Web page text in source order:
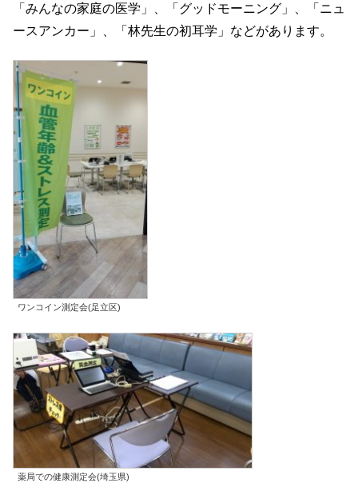
「みんなの家庭の医学」、「グッドモーニング」、「ニュ
ースアンカー」、「林先生の初耳学」などがあります。
ワンコイン測定会(足立区)
薬局での健康測定会(埼玉県)